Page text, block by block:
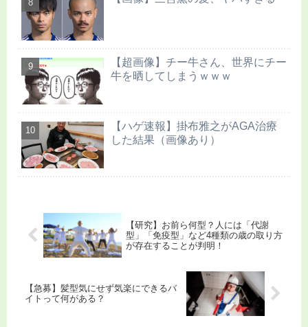
【超画像】チー牛さん、世界にチー
牛を晒してしまうｗｗｗ
【ハゲ速報】掛布雅之がAGA治療
した結果（画像あり）
【研究】お前ら何型？人には「代謝
型」「免疫型」など4種類の歳の取り方
が存在することが判明！
【急募】髪型気にせず気楽にできるバ
イトって何がある？